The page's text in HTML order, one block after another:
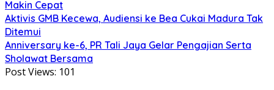
Makin Cepat
Aktivis GMB Kecewa, Audiensi ke Bea Cukai Madura Tak
Ditemui
Anniversary ke-6, PR Tali Jaya Gelar Pengajian Serta
Sholawat Bersama
Post Views: 101